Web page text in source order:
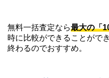
無料一括査定なら最大の「
時に比較ができることがで
終わるのでおすすめ。